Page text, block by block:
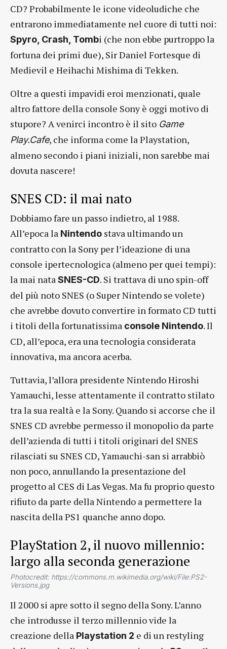
CD? Probabilmente le icone videoludiche che
entrarono immediatamente nel cuore di tutti noi:
Spyro, Crash, Tombi (che non ebbe purtroppo la
fortuna dei primi due), Sir Daniel Fortesque di
Medievil e Heihachi Mishima di Tekken.
Oltre a questi impavidi eroi menzionati, quale
altro fattore della console Sony è oggi motivo di
stupore? A venirci incontro è il sito Game
Play.Cafe, che informa come la Playstation,
almeno secondo i piani iniziali, non sarebbe mai
dovuta nascere!
SNES CD: il mai nato
Dobbiamo fare un passo indietro, al 1988.
All’epoca la Nintendo stava ultimando un
contratto con la Sony per l’ideazione di una
console ipertecnologica (almeno per quei tempi):
la mai nataSNES-CD. Si trattava di uno spin-off
del più noto SNES (o Super Nintendo se volete)
che avrebbe dovuto convertire in formato CD tutti
i titoli della fortunatissima console Nintendo. Il
CD, all’epoca, era una tecnologia considerata
innovativa, ma ancora acerba.
Tuttavia, l’allora presidente Nintendo Hiroshi
Yamauchi, lesse attentamente il contratto stilato
tra la sua realtà e la Sony. Quando si accorse che il
SNES CD avrebbe permesso il monopolio da parte
dell’azienda di tutti i titoli originari del SNES
rilasciati su SNES CD, Yamauchi-san si arrabbiò
non poco, annullando la presentazione del
progetto al CES di Las Vegas. Ma fu proprio questo
rifiuto da parte della Nintendo a permettere la
nascita della PS1 quanche anno dopo.
PlayStation 2, il nuovo millennio:
largo alla seconda generazione
Photocredit: https://commons.m.wikimedia.org/wiki/File:PS2-
Versions.jpg
Il 2000 si apre sotto il segno della Sony. L’anno
che introdusse il terzo millennio vide la
creazione della Playstation 2 e di un restyling